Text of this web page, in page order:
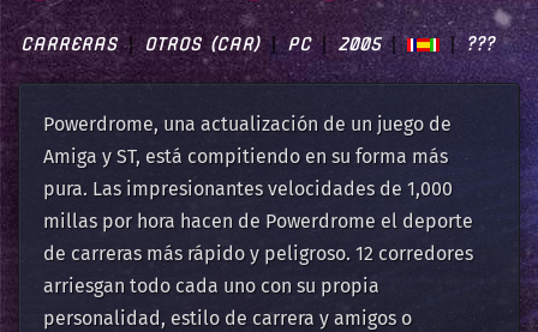
CARRERAS OTROS (CAR) PC 2005 ???
Powerdrome, una actualización de un juego de
Amiga y ST, está compitiendo en su forma más
pura. Las impresionantes velocidades de 1,000
millas por hora hacen de Powerdrome el deporte
de carreras más rápido y peligroso. 12 corredores
arriesgan todo cada uno con su propia
personalidad, estilo de carrera y amigos o